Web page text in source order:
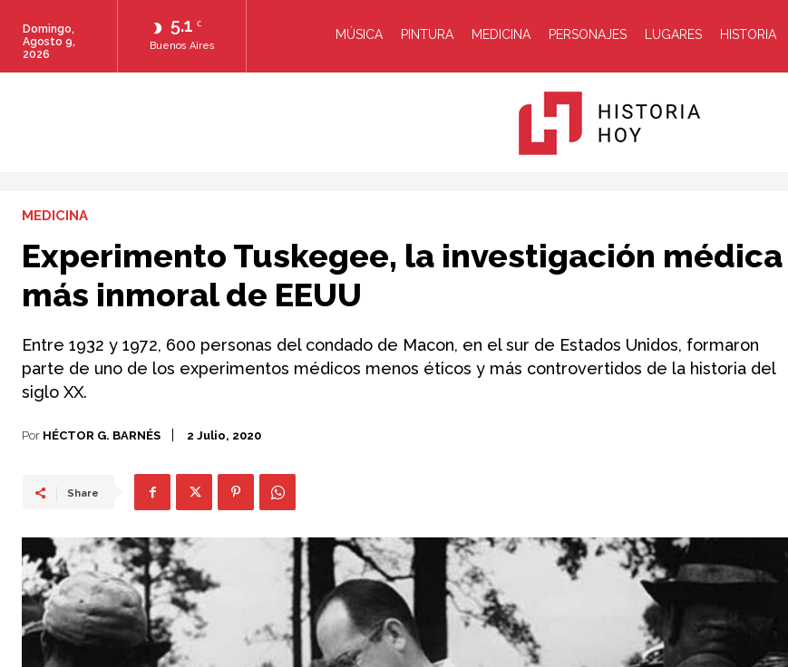
5.1 C
Buenos Aires
Domingo,
Agosto 9,
2026
MÚSICA PINTURA MEDICINA PERSONAJES LUGARES HISTORIA
Hoy
MEDICINA
Experimento Tuskegee, la investigación médica
más inmoral de EEUU
Entre 1932 y 1972, 600 personas del condado de Macon, en el sur de Estados Unidos, formaron
parte de uno de los experimentos médicos menos éticos y más controvertidos de la historia del
siglo XX.
Por HÉCTOR G. BARNÉS 2 Julio, 2020
Share